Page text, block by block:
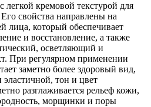
кремовой текстурой для
свойства направлены на
лица, который обеспечивает
и восстановление, а также
осветляющий и
При регулярном применении
заметно более здоровый вид,
тон и цвет
разглаживается рельеф кожи,
морщинки и поры